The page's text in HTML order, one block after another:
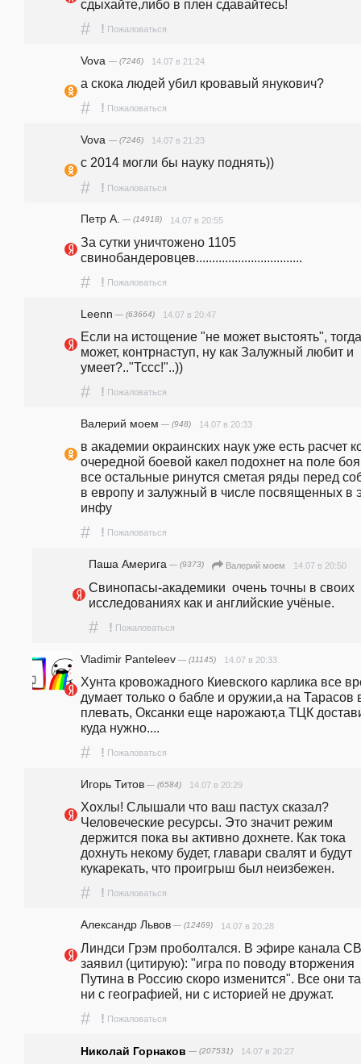
сдыхайте,либо в плен сдавайтесь!
# ! Пожаловаться
Vova — (7246) 14.07 в 21:24
а скока людей убил кровавый янукович?
# ! Пожаловаться
Vova — (7246) 14.07 в 21:23
с 2014 могли бы науку поднять))
# ! Пожаловаться
Петр А. — (14918) 14.07 в 20:55
За сутки уничтожено 1105
свинобандеровцев.................................
# ! Пожаловаться
Leenn — (63664) 14.07 в 20:47
Если на истощение "не может выстоять",
может, контрнаступ, ну как Залужный любит и
умеет?.."Тссс!"..))
# ! Пожаловаться
Валерий моем — (948) 14.07 в 20:33
в академии окраинских наук уже есть расчет
очередной боевой какел подохнет на поле
все остальные ринутся сметая ряды перед
в европу и залужный в числе посвященных в
инфу
# ! Пожаловаться
Паша Америга — (9373) Валерий моем 14.07 в 20:50
Свинопасы-академики  очень точны в своих
исследованиях как и английские учёные.
# ! Пожаловаться
Vladimir Panteleev — (11145) 14.07 в 20:33
Хунта кровожадного Киевского карлика все
думает только о бабле и оружии,а на Тарасов
плевать, Оксанки еще нарожают,а ТЦК
куда нужно....
# ! Пожаловаться
Игорь Титов — (6584) 14.07 в 20:29
Хохлы! Слышали что ваш пастух сказал?
Человеческие ресурсы. Это значит режим
держится пока вы активно дохнете. Как тока
дохнуть некому будет, главари свалят и будут
кукарекать, что проигрыш был неизбежен.
# ! Пожаловаться
Александр Львов — (12469) 14.07 в 20:28
Линдси Грэм проболтался. В эфире канала
заявил (цитирую): "игра по поводу вторжения
Путина в Россию скоро изменится". Все они
ни с географией, ни с историей не дружат.
# ! Пожаловаться
Николай Горнаков — (207531) 14.07 в 20:27